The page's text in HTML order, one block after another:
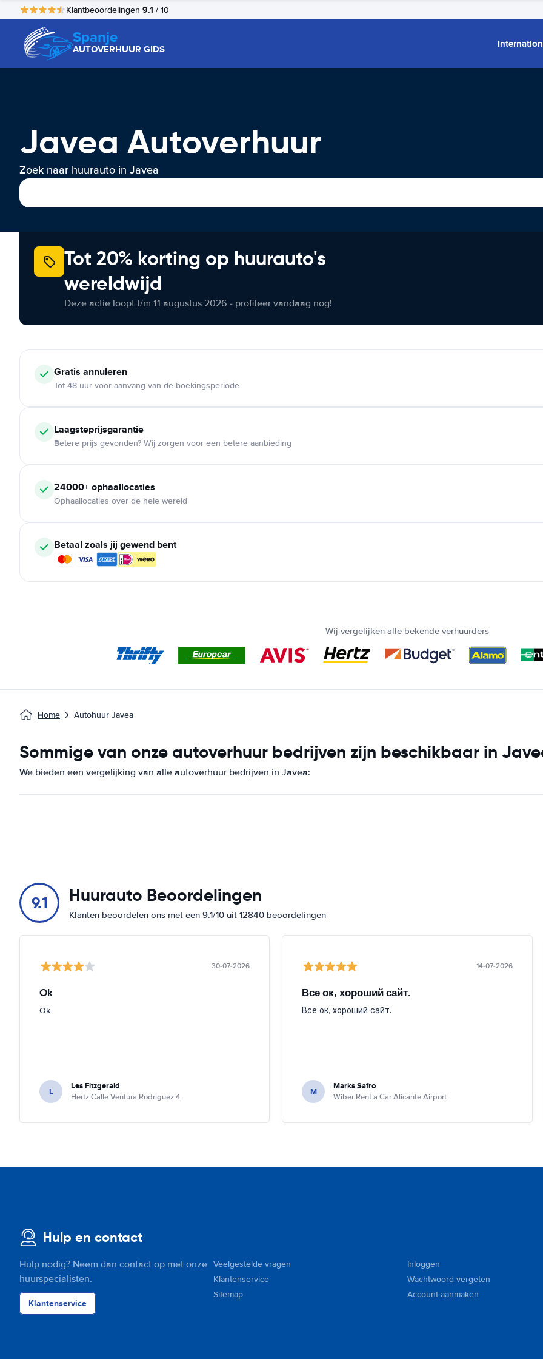
Klantbeoordelingen 9.1 / 10
Spanje
AUTOVERHUUR GIDS
Javea Autoverhuur
Zoek naar huurauto in Javea
Tot 20% korting op huurauto's
wereldwijd
Deze actie loopt t/m 11 augustus 2026 - profiteer vandaag nog!
Gratis annuleren
Tot 48 uur voor aanvang van de boekingsperiode
Laagsteprijsgarantie
Betere prijs gevonden? Wij zorgen voor een betere aanbieding
24000+ ophaallocaties
Ophaallocaties over de hele wereld
Betaal zoals jij gewend bent
Wij vergelijken alle bekende verhuurders
Home Autohuur Javea
Sommige van onze autoverhuur bedrijven zijn beschikbaar in
We bieden een vergelijking van alle autoverhuur bedrijven in Javea:
9.1 Huurauto Beoordelingen
Klanten beoordelen ons met een 9.1/10 uit 12840 beoordelingen
30-07-2026
Ok
Ok
L Les Fitzgerald
Hertz Calle Ventura Rodriguez 4
14-07-2026
Все ок, хороший сайт.
Все ок, хороший сайт.
M Marks Safro
Wiber Rent a Car Alicante Airport
Hulp en contact
Hulp nodig? Neem dan contact op met onze
huurspecialisten.
Klantenservice
Veelgestelde vragen
Klantenservice
Sitemap
Inloggen
Wachtwoord vergeten
Account aanmaken